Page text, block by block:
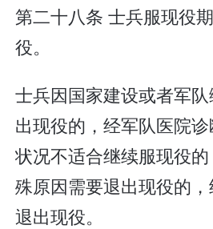
第二十八条 士兵服现役
役。
士兵因国家建设或者军
出现役的，经军队医院
状况不适合继续服现役
殊原因需要退出现役的
退出现役。